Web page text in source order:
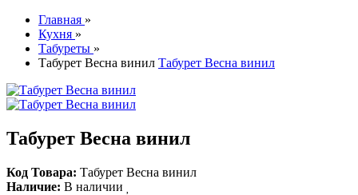
Главная »
Кухня »
Табуреты »
Табурет Весна винил Табурет Весна винил
Табурет Весна винил
Код Товара: Табурет Весна винил
Наличие: В наличии